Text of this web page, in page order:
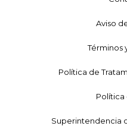
Aviso
Términos
Política de
Política
Superintendencia